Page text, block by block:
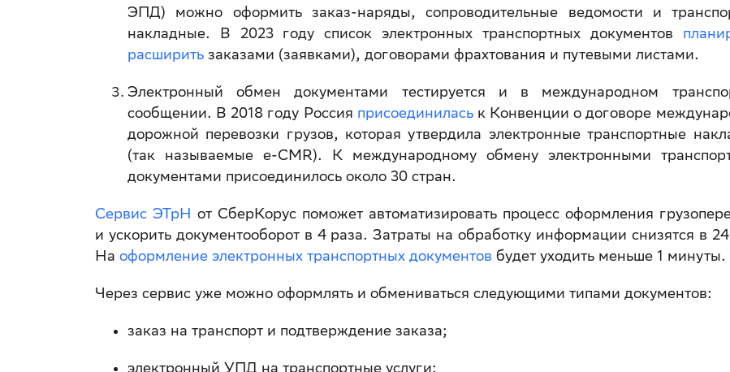
ЭПД) можно оформить заказ-наряды, сопроводительные ведомости и
накладные. В 2023 году список электронных транспортных документов
расширить заказами (заявками), договорами фрахтования и путевыми листами.
Электронный обмен документами тестируется и в международном
сообщении. В 2018 году Россия присоединиласьк Конвенции о договоре
дорожной перевозки грузов, которая утвердила электронные транспортные
(так называемые e-CMR). К международному обмену электронными
документами присоединилось около 30 стран.
Сервис ЭТрН от СберКорус поможет автоматизировать процесс оформления
и ускорить документооборот в 4 раза. Затраты на обработку информации снизятся в
На оформление электронных транспортных документов будет уходить меньше 1 минуты.
Через сервис уже можно оформлять и обмениваться следующими типами документов:
заказ на транспорт и подтверждение заказа;
электронный УПД на транспортные услуги;